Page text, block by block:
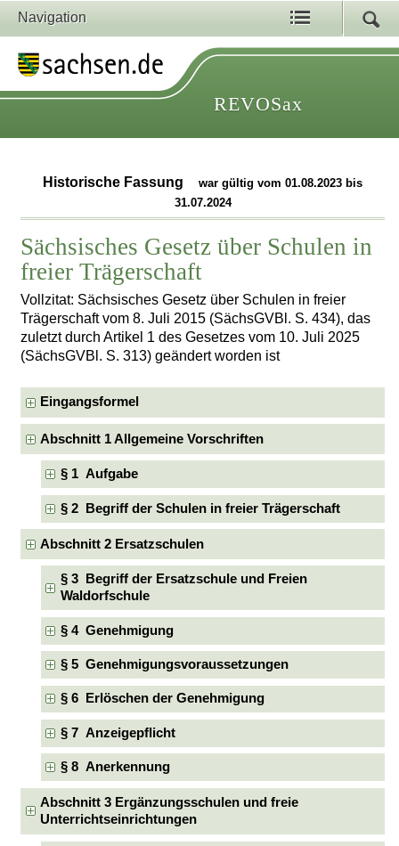
Navigation
REVOSax
Historische Fassung
war gültig vom 01.08.2023 bis
31.07.2024
Sächsisches Gesetz über Schulen in
freier Trägerschaft
Vollzitat: Sächsisches Gesetz über Schulen in freier
Trägerschaft vom 8. Juli 2015 (SächsGVBl. S. 434), das
zuletzt durch Artikel 1 des Gesetzes vom 10. Juli 2025
(SächsGVBl. S. 313) geändert worden ist
Eingangsformel
Abschnitt 1 Allgemeine Vorschriften
§ 1 Aufgabe
§ 2 Begriff der Schulen in freier Trägerschaft
Abschnitt 2 Ersatzschulen
§ 3 Begriff der Ersatzschule und Freien
Waldorfschule
§ 4 Genehmigung
§ 5 Genehmigungsvoraussetzungen
§ 6 Erlöschen der Genehmigung
§ 7 Anzeigepflicht
§ 8 Anerkennung
Abschnitt 3 Ergänzungsschulen und freie
Unterrichtseinrichtungen